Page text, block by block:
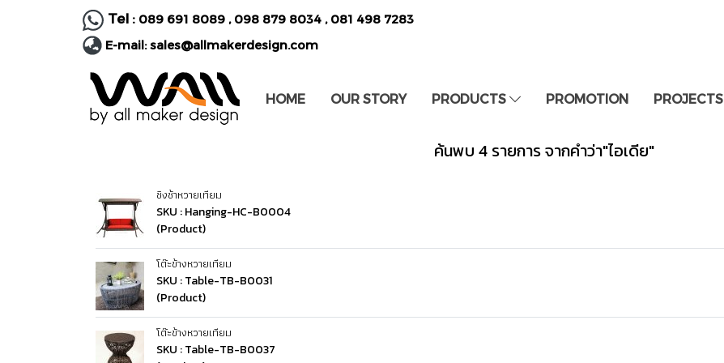
Tel : 089 691 8089 , 098 879 8034 , 081 498 7283
E-mail:sales@allmakerdesign.com
HOME OUR STORY PRODUCTS PROMOTION PROJECTS
ค้นพบ 4 รายการ จากคำว่า"ไอเดีย"
ชิงช้าหวายเทียม
SKU : Hanging-HC-B0004
(Product)
โต๊ะข้างหวายเทียม
SKU : Table-TB-B0031
(Product)
โต๊ะข้างหวายเทียม
SKU : Table-TB-B0037